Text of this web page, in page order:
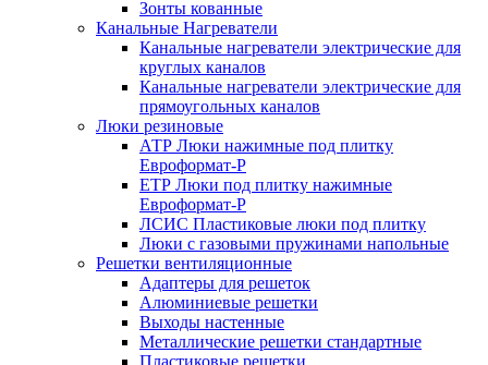
Зонты кованные
Канальные Нагреватели
Канальные нагреватели электрические для
круглых каналов
Канальные нагреватели электрические для
прямоугольных каналов
Люки резиновые
АТР Люки нажимные под плитку
Евроформат-Р
ЕТР Люки под плитку нажимные
Евроформат-Р
ЛСИС Пластиковые люки под плитку
Люки с газовыми пружинами напольные
Решетки вентиляционные
Адаптеры для решеток
Алюминиевые решетки
Выходы настенные
Металлические решетки стандартные
Пластиковые решетки